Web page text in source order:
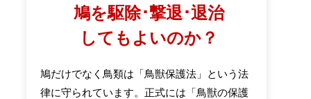
鳩を駆除･撃退･退治
してもよいのか？
鳩だけでなく鳥類は「鳥獣保護法」という法
律に守られています。正式には「鳥獣の保護